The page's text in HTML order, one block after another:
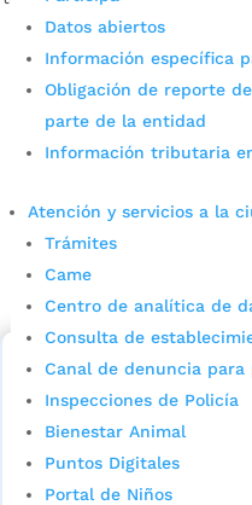
Datos abiertos
Información específica
Obligación de reporte
parte de la entidad
Información tributaria
Atención y servicios a la
Trámites
Came
Centro de analítica de
Consulta de
Canal de denuncia
Inspecciones de Policía
Bienestar Animal
Puntos Digitales
Portal de Niños
Cupos Escolares
Consulta aqui los pasos
cupo escolar en los
Bucaramanga.
Alcaldía de
Sede principal